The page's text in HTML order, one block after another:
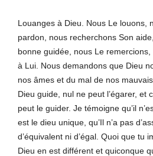
Louanges à Dieu. Nous Le louons,
pardon, nous recherchons Son
bonne guidée, nous Le
à Lui. Nous demandons que Dieu
nos âmes et du mal de nos
Dieu guide, nul ne peut l’égarer, et
peut le guider. Je témoigne qu’il
est le dieu unique, qu’Il n’a pas
d’équivalent ni d’égal. Quoi que tu
Dieu en est différent et quiconque